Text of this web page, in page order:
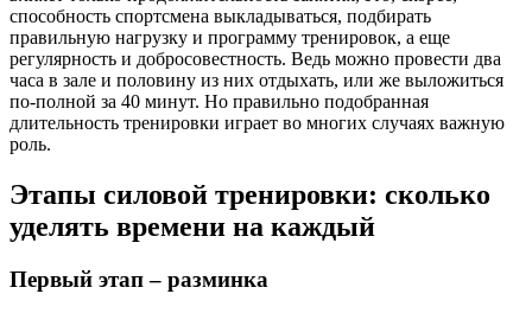
способность спортсмена выкладываться, подбирать
правильную нагрузку и программу тренировок, а еще
регулярность и добросовестность. Ведь можно провести два
часа в зале и половину из них отдыхать, или же выложиться
по-полной за 40 минут. Но правильно подобранная
длительность тренировки играет во многих случаях важную
роль.
Этапы силовой тренировки: сколько
уделять времени на каждый
Первый этап – разминка